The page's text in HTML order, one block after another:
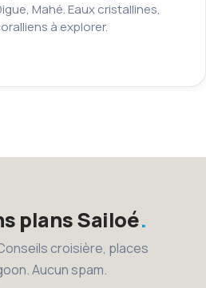
Mahé. Eaux cristallines,
à explorer.
plans Sailoé
croisière, places
Aucun spam.